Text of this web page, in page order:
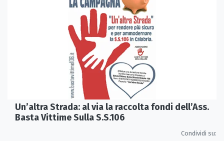
Un’altra Strada: al via la raccolta fondi dell’Ass.
Basta Vittime Sulla S.S.106
Condividi su: